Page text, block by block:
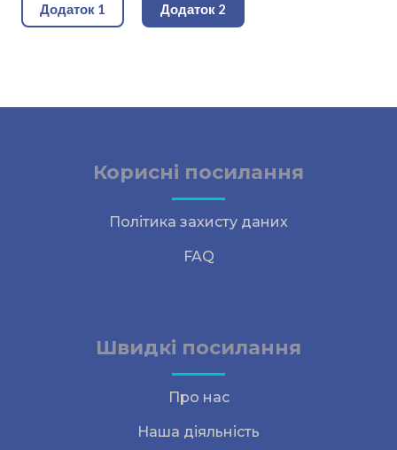
Додаток 1 Додаток 2
Корисні посилання
Політика захисту даних
FAQ
Швидкі посилання
Про нас
Наша діяльність